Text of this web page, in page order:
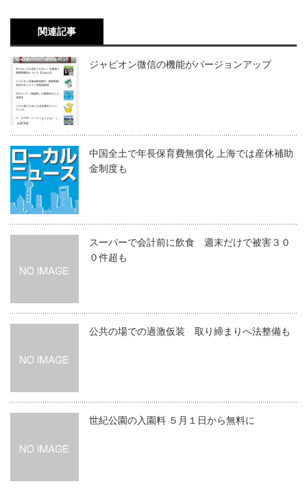
関連記事
ジャピオン微信の機能がバージョンアップ
中国全土で年長保育費無償化 上海では産休補助
金制度も
スーパーで会計前に飲食 週末だけで被害３０
０件超も
公共の場での過激仮装 取り締まりへ法整備も
世紀公園の入園料 ５月１日から無料に